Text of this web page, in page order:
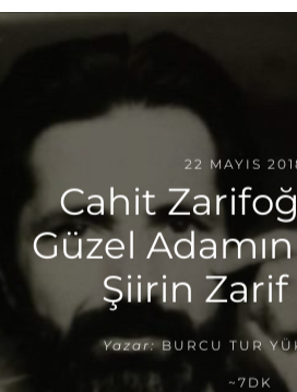
22 MAYIS
Cahit
Güzel
Şiirin
Yazar: BURCU TUR
~7DK